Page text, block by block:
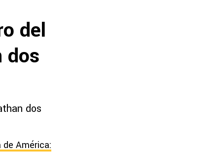
del
dos
dos
América: